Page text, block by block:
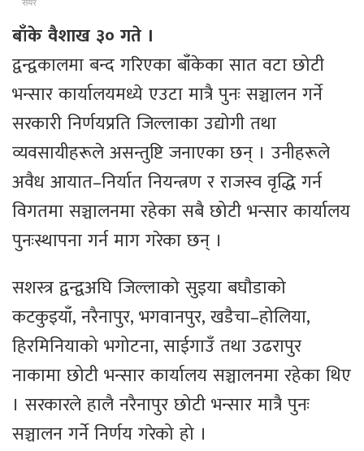
सेयर
बाँके वैशाख ३० गते ।
द्वन्द्वकालमा बन्द गरिएका बाँकेका सात वटा छोटी
भन्सार कार्यालयमध्ये एउटा मात्रै पुनः सञ्चालन गर्ने
सरकारी निर्णयप्रति जिल्लाका उद्योगी तथा
व्यवसायीहरूले असन्तुष्टि जनाएका छन् । उनीहरूले
अवैध आयात–निर्यात नियन्त्रण र राजस्व वृद्धि गर्न
विगतमा सञ्चालनमा रहेका सबै छोटी भन्सार कार्यालय
पुनःस्थापना गर्न माग गरेका छन् ।
सशस्त्र द्वन्द्वअघि जिल्लाको सुइया बघौडाको
कटकुइयाँ, नरैनापुर, भगवानपुर, खडैचा–होलिया,
हिरमिनियाको भगोटना, साईगाउँ तथा उढरापुर
नाकामा छोटी भन्सार कार्यालय सञ्चालनमा रहेका थिए
। सरकारले हालै नरैनापुर छोटी भन्सार मात्रै पुनः
सञ्चालन गर्ने निर्णय गरेको हो ।